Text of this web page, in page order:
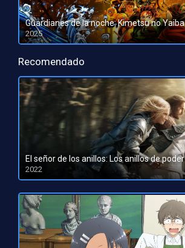
2025
HD 1080pHD 720p
Recomendado
El señor de los anillos: Los anillos de poder
2022
HD 1080pHD 720p